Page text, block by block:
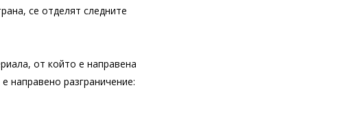
се отделят следните
от който е направена
направено разграничение: